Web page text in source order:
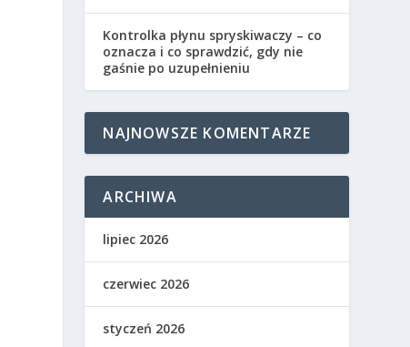
Kontrolka płynu spryskiwaczy – co
oznacza i co sprawdzić, gdy nie
gaśnie po uzupełnieniu
NAJNOWSZE KOMENTARZE
ARCHIWA
lipiec 2026
czerwiec 2026
styczeń 2026